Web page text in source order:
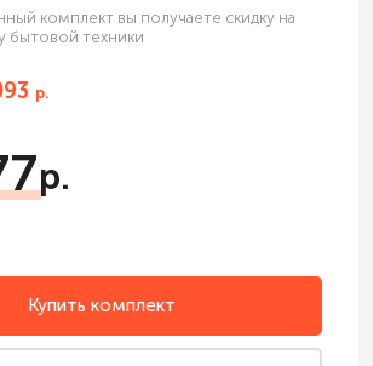
комплект вы получаете скидку на
бытовой техники
Купить комплект